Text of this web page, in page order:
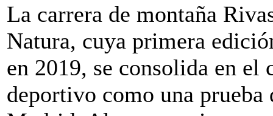
La carrera de montaña
Natura, cuya primera
en 2019, se consolida en el
deportivo como una